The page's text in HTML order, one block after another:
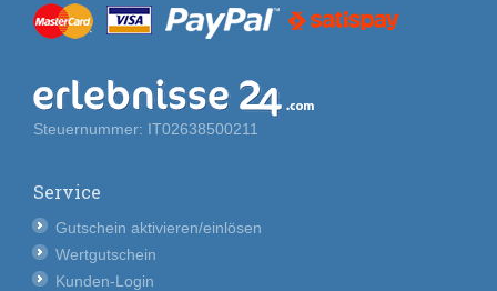
Steuernummer: IT02638500211
Service
Gutschein aktivieren/einlösen
Wertgutschein
Kunden-Login